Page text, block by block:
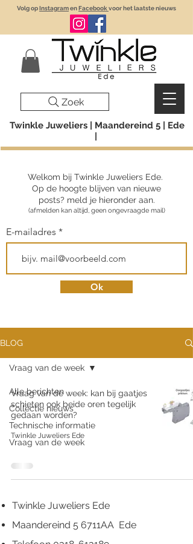
Twinkle Juweliers | Maandereind 5 | Ede
Volg opInstagramenFacebook voor het laatste nieuws
Zoek
Welkom bij Twinkle Juweliers Ede.
Op de hoogte blijven van nieuwe
posts? meld je hieronder aan.
(afmelden kan altijd, geen ongevraagde mail)
E-mailadres
Ok
BLOG
Alle berichten
Collectie nieuws
Technische informatie
Vraag van de week
Vraag van de week
Vraag van de week: kan bij gaatjes
schieten ook beide oren tegelijk
gedaan worden?
Twinkle Juweliers Ede
Twinkle Juweliers Ede
Maandereind 5 6711AA Ede